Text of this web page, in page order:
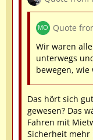
Quote
Wir waren
unterwegs
bewegen,
Das hört sich
gewesen? Das
Fahren mit
Sicherheit mehr